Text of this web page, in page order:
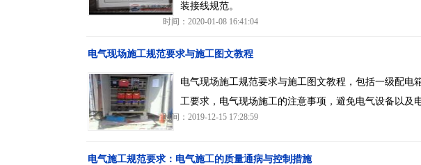
装接线规范。
时间：2020-01-08 16:41:04
电气现场施工规范要求与施工图文教程
电气现场施工规范要求与施工图文教程，包括一级配电
工要求，电气现场施工的注意事项，避免电气设备以及
时间：2019-12-15 17:28:59
电气施工规范要求：电气施工的质量通病与控制措施